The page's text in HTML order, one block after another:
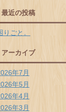
最近の投稿
りごと。
アーカイブ
年7月
年5月
年4月
年3月